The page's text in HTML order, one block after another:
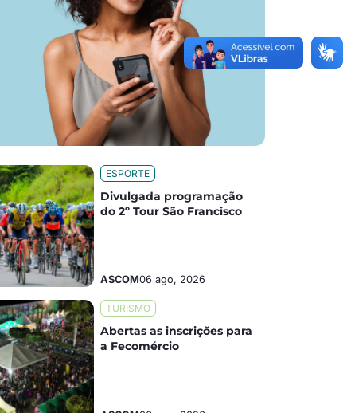
ESPORTE
Divulgada programação
do 2º Tour São Francisco
ASCOM06 ago, 2026
TURISMO
Abertas as inscrições para
a Fecomércio